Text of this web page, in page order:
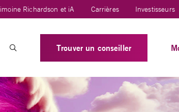
Richardson et iA Carrières Investisseurs
Trouver un conseiller